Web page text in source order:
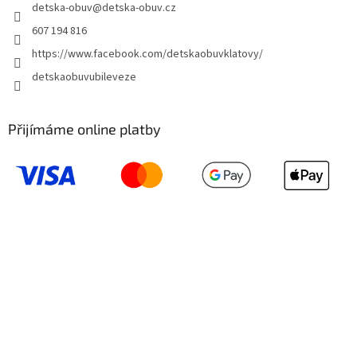
detska-obuv@detska-obuv.cz
607 194 816
https://www.facebook.com/detskaobuvklatovy/
detskaobuvubileveze
Přijímáme online platby